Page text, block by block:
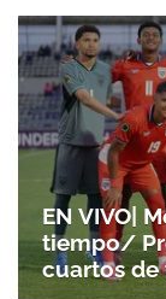
EN VIVO|
tiempo/
cuartos de